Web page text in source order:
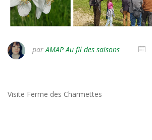
parAMAP Au fil des saisons
Visite Ferme des Charmettes